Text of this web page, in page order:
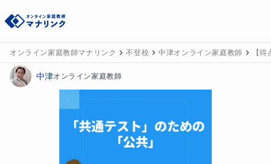
オンライン家庭教師マナリンク 不登校 中津オンライン家庭教師 【
中津オンライン家庭教師